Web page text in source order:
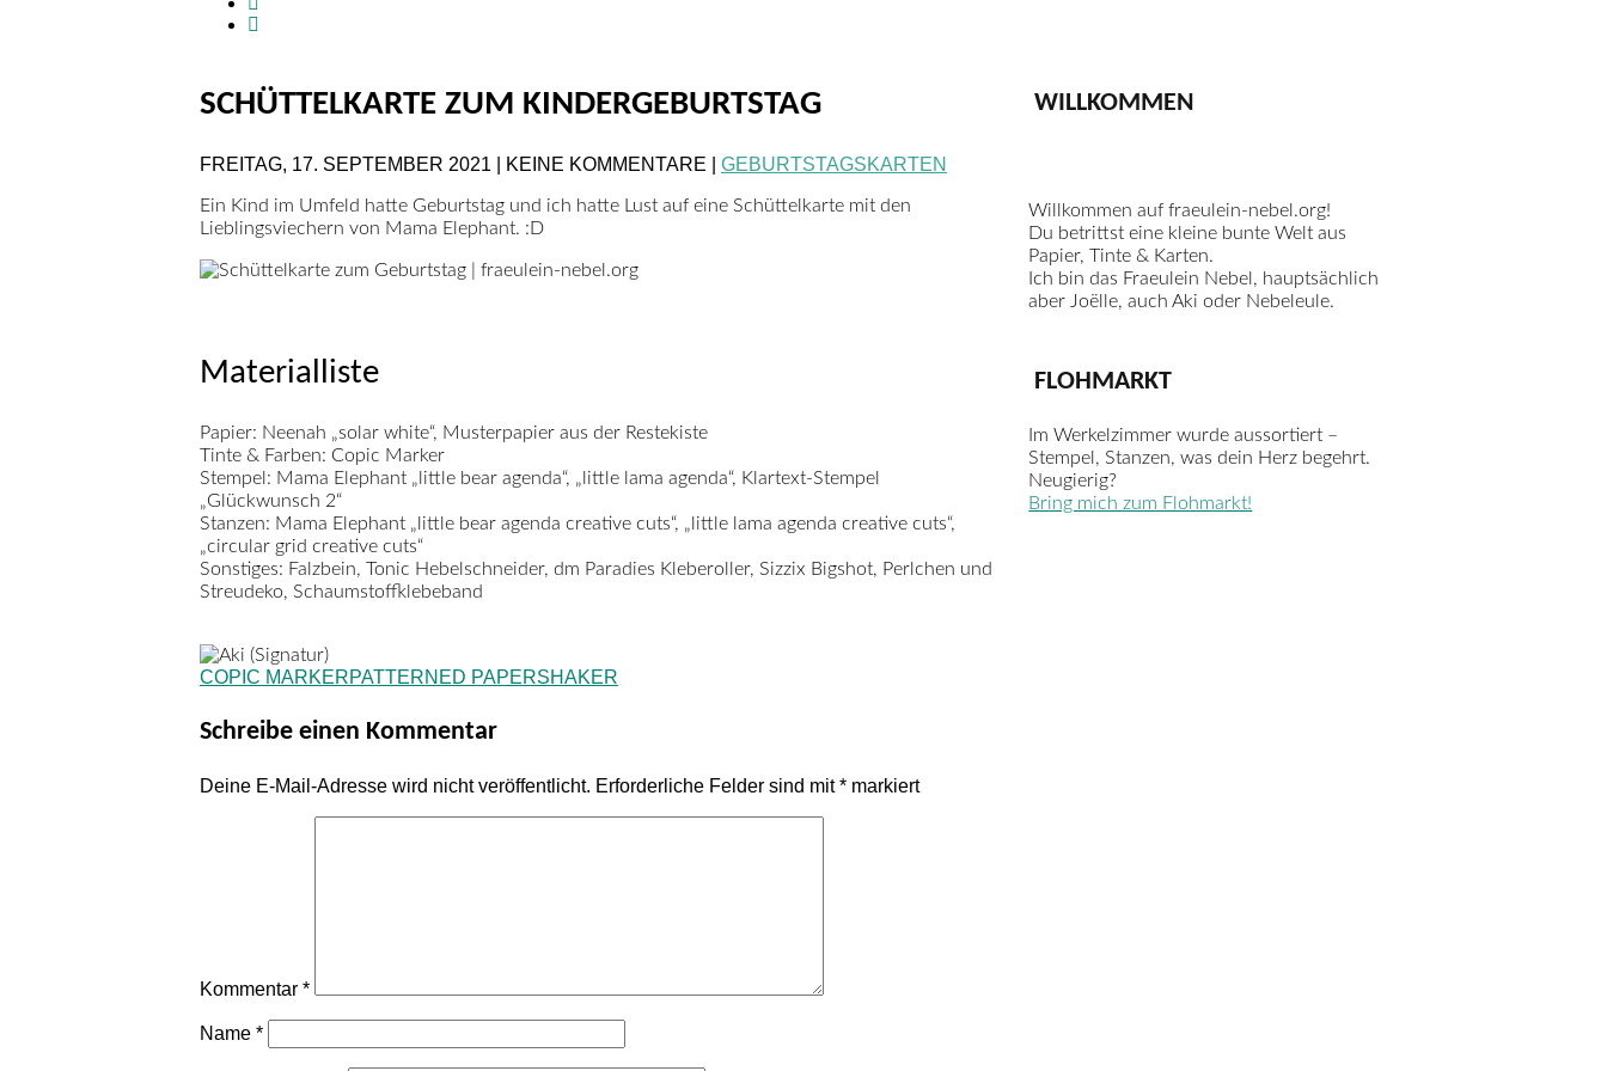
SCHÜTTELKARTE ZUM KINDERGEBURTSTAG
FREITAG, 17. SEPTEMBER 2021 | KEINE KOMMENTARE | GEBURTSTAGSKARTEN
Ein Kind im Umfeld hatte Geburtstag und ich hatte Lust auf eine Schüttelkarte mit den
Lieblingsviechern von Mama Elephant. :D
Materialliste
Papier: Neenah „solar white“, Musterpapier aus der Restekiste
Tinte & Farben: Copic Marker
Stempel: Mama Elephant „little bear agenda“, „little lama agenda“, Klartext-Stempel
„Glückwunsch 2“
Stanzen: Mama Elephant „little bear agenda creative cuts“, „little lama agenda creative cuts“,
„circular grid creative cuts“
Sonstiges: Falzbein, Tonic Hebelschneider, dm Paradies Kleberoller, Sizzix Bigshot, Perlchen und
Streudeko, Schaumstoffklebeband
COPIC MARKERPATTERNED PAPERSHAKER
Schreibe einen Kommentar
Deine E-Mail-Adresse wird nicht veröffentlicht. Erforderliche Felder sind mit* markiert
Kommentar *
Name *
WILLKOMMEN
Willkommen auf fraeulein-nebel.org!
Du betrittst eine kleine bunte Welt aus
Papier, Tinte & Karten.
Ich bin das Fraeulein Nebel, hauptsächlich
aber Joëlle, auch Aki oder Nebeleule.
FLOHMARKT
Im Werkelzimmer wurde aussortiert –
Stempel, Stanzen, was dein Herz begehrt.
Neugierig?
Bring mich zum Flohmarkt!